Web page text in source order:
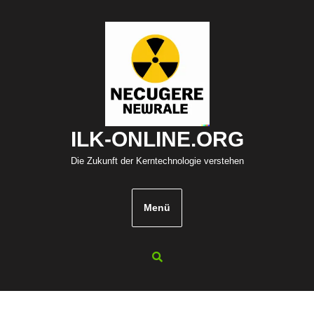
ILK-ONLINE.ORG
Die Zukunft der Kerntechnologie verstehen
Menü